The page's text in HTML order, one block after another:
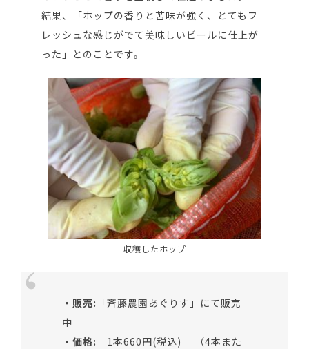
結果、「ホップの香りと苦味が強く、とてもフ
レッシュな感じがでて美味しいビールに仕上が
った」とのことです。
収穫したホップ
・販売: 「斉藤農園あぐりす」にて販売
中
・価格: 1本660円(税込) （4本また